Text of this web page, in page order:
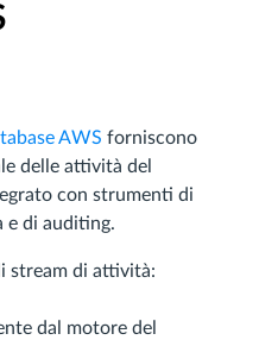
AWS forniscono
delle attività del
con strumenti di
e di auditing.
stream di attività:
dal motore del